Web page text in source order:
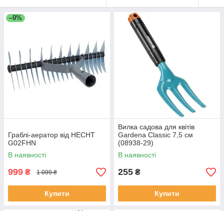
–9%
Граблі-аератор від НECHT
G02FHN
В наявності
999 ₴ 1 099 ₴
Купити
Вилка садова для квітів
Gardena Classic 7,5 см
(08938-29)
В наявності
255 ₴
Купити